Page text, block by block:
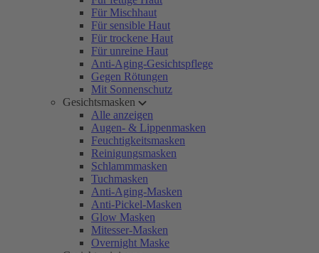
Für Mischhaut
Für sensible Haut
Für trockene Haut
Für unreine Haut
Anti-Aging-Gesichtspflege
Gegen Rötungen
Mit Sonnenschutz
Gesichtsmasken
Alle anzeigen
Augen- & Lippenmasken
Feuchtigkeitsmasken
Reinigungsmasken
Schlammmasken
Tuchmasken
Anti-Aging-Masken
Anti-Pickel-Masken
Glow Masken
Mitesser-Masken
Overnight Maske